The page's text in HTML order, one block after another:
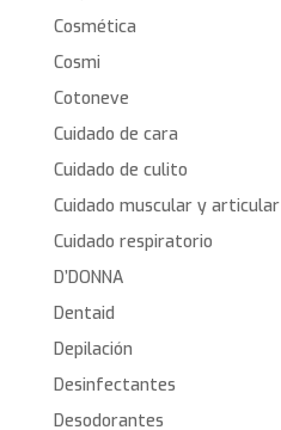
Cosmética
Cosmi
Cotoneve
Cuidado de cara
Cuidado de culito
Cuidado muscular y articular
Cuidado respiratorio
D’DONNA
Dentaid
Depilación
Desinfectantes
Desodorantes